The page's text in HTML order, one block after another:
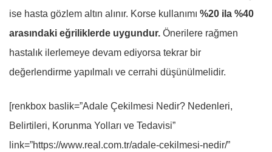
ise hasta gözlem altın alınır. Korse kullanımı %20 ila %40
arasındaki eğriliklerde uygundur. Önerilere rağmen
hastalık ilerlemeye devam ediyorsa tekrar bir
değerlendirme yapılmalı ve cerrahi düşünülmelidir.
[renkbox baslik=”Adale Çekilmesi Nedir? Nedenleri,
Belirtileri, Korunma Yolları ve Tedavisi”
link=”https://www.real.com.tr/adale-cekilmesi-nedir/”